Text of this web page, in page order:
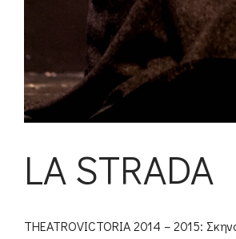
LA STRADA
THEATROVICTORIA 2014 – 2015: